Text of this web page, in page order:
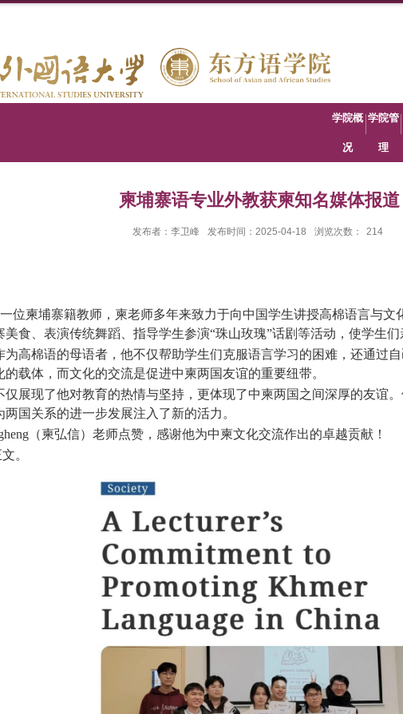
学院概
况
学院管
理
柬埔寨语专业外教获柬知名媒体报道
发布者：李卫峰 发布时间：2025-04-18 浏览次数： 214
位柬埔寨籍教师，柬老师多年来致力于向中国学生讲授高棉语言与文
美食、表演传统舞蹈、指导学生参演“珠山玫瑰”话剧等活动，使学生们
为高棉语的母语者，他不仅帮助学生们克服语言学习的困难，还通过
载体，而文化的交流是促进中柬两国友谊的重要纽带。
仅展现了他对教育的热情与坚持，更体现了中柬两国之间深厚的友谊
国关系的进一步发展注入了新的活力。
（柬弘信）老师点赞，感谢他为中柬文化交流作出的卓越贡献！
。